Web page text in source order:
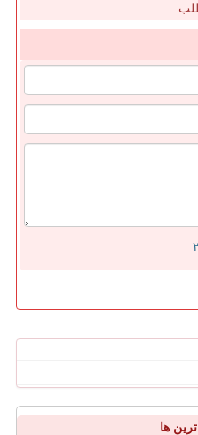
ترین ها